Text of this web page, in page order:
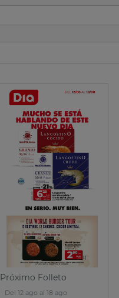
Próximo Folleto
Del 12 ago al 18 ago